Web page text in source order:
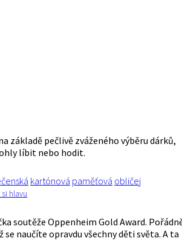
základě pečlivě zváženého výběru dárků,
líbit nebo hodit.
kartónová paměťová obličej
hlavu
soutěže Oppenheim Gold Award.
se naučíte opravdu všechny děti světa. A ta